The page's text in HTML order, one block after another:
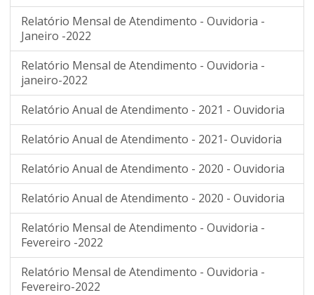
Relatório Mensal de Atendimento - Ouvidoria -
Janeiro -2022
Relatório Mensal de Atendimento - Ouvidoria -
janeiro-2022
Relatório Anual de Atendimento - 2021 - Ouvidoria
Relatório Anual de Atendimento - 2021- Ouvidoria
Relatório Anual de Atendimento - 2020 - Ouvidoria
Relatório Anual de Atendimento - 2020 - Ouvidoria
Relatório Mensal de Atendimento - Ouvidoria -
Fevereiro -2022
Relatório Mensal de Atendimento - Ouvidoria -
Fevereiro-2022